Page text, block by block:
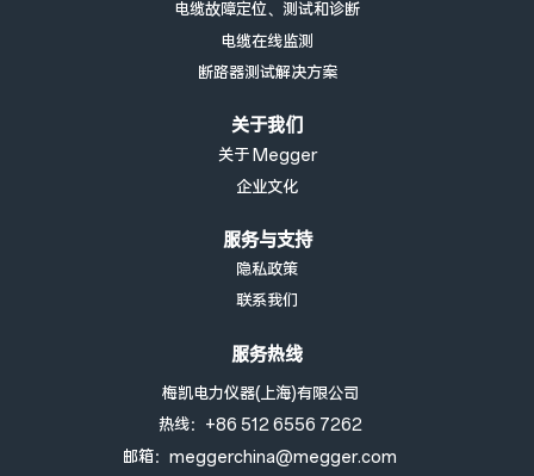
电缆故障定位、测试和诊断
电缆在线监测
断路器测试解决方案
关于我们
关于 Megger
企业文化
服务与支持
隐私政策
联系我们
服务热线
梅凯电力仪器(上海)有限公司
热线：+86 512 6556 7262
邮箱：meggerchina@megger.com